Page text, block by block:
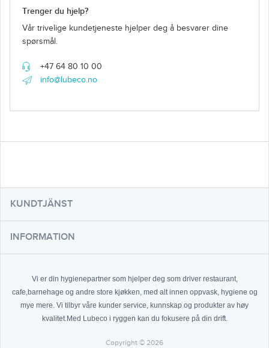
Trenger du hjelp?
Vår trivelige kundetjeneste hjelper deg å besvarer dine
spørsmål.
+47 64 80 10 00
info@lubeco.no
KUNDTJÄNST
INFORMATION
Vi er din hygienepartner som hjelper deg som driver restaurant,
cafe,barnehage og andre store kjøkken, med alt innen oppvask, hygiene og
mye mere. Vi tilbyr våre kunder service, kunnskap og produkter av høy
kvalitet.Med Lubeco i ryggen kan du fokusere på din drift.
Copyright © 2026